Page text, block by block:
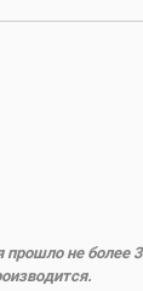
не более
.